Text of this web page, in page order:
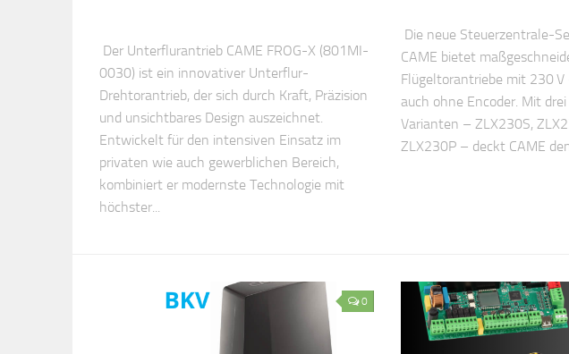
Der Unterflurantrieb CAME FROG-X (801MI-
0030) ist ein innovativer Unterflur-
Drehtorantrieb, der sich durch Kraft, Präzision
und unsichtbares Design auszeichnet.
Entwickelt für den intensiven Einsatz im
privaten wie auch gewerblichen Bereich,
kombiniert er modernste Technologie mit
höchster...
Die neue Steuerzentrale-
CAME bietet
Flügeltorantriebe mit 230
auch ohne Encoder. Mit
Varianten – ZLX230S,
ZLX230P – deckt CAME
0